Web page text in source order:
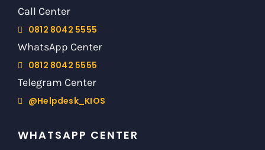
Call Center
0812 8042 5555
WhatsApp Center
0812 8042 5555
Telegram Center
@Helpdesk_KIOS
WHATSAPP CENTER